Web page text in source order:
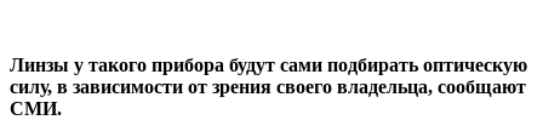
Линзы у такого прибора будут сами подбирать оптическую
силу, в зависимости от зрения своего владельца, сообщают
СМИ.